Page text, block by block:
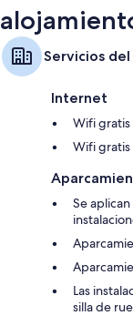
Servicios
Internet
Wifi gratis
Wifi gratis
Se
Las
silla de